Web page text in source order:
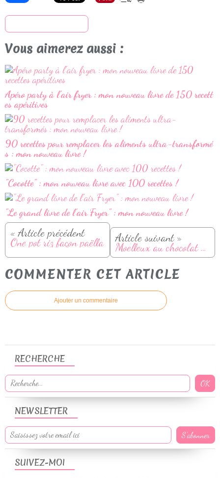
Vous aimerez aussi :
Apéro party à l’air fryer : mon nouveau livre de 150 recett
es apéritives
90 recettes pour remplacer les aliments ultra-transformé
s : mon nouveau livre !
"Cocotte" : mon nouveau livre avec 100 recettes !
"Le grand livre de l'air Fryer" : mon nouveau livre !
« Article précédent
One pot riz façon paëlla Article suivant »
Moelleux au chocolat blanc et framboises
COMMENTER CET ARTICLE
Ajouter un commentaire
NEWSLETTER
SUIVEZ-MOI
RECHERCHE